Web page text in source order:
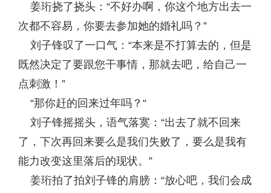
姜珩挠了挠头：“不好办啊，你这个地方出去一
次都不容易，你要去参加她的婚礼吗？”
刘子锋叹了一口气：“本来是不打算去的，但是
既然决定了要跟您干事情，那就去吧，给自己一
点刺激！”
“那你赶的回来过年吗？“
刘子锋摇摇头，语气落寞：“出去了就不回来
了，下次再回来要么是我们失败了，要么是我有
能力改变这里落后的现状。”
姜珩拍了拍刘子锋的肩膀：“放心吧，我们会成